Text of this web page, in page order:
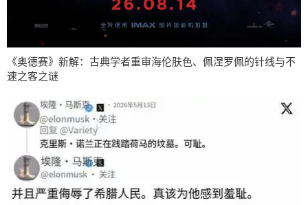
《奥德赛》新解：古典学者重审海伦肤色、佩涅罗佩的针线与不
速之客之谜